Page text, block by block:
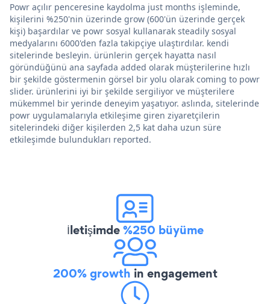
Powr açılır penceresine kaydolma just months işleminde,
kişilerini %250'nin üzerinde grow (600'ün üzerinde gerçek
kişi) başardılar ve powr sosyal kullanarak steadily sosyal
medyalarını 6000'den fazla takipçiye ulaştırdılar. kendi
sitelerinde besleyin. ürünlerin gerçek hayatta nasıl
göründüğünü ana sayfada added olarak müşterilerine hızlı
bir şekilde göstermenin görsel bir yolu olarak coming to powr
slider. ürünlerini iyi bir şekilde sergiliyor ve müşterilere
mükemmel bir yerinde deneyim yaşatıyor. aslında, sitelerinde
powr uygulamalarıyla etkileşime giren ziyaretçilerin
sitelerindeki diğer kişilerden 2,5 kat daha uzun süre
etkileşimde bulundukları reported.
İletişimde%250 büyüme
200% growth in engagement